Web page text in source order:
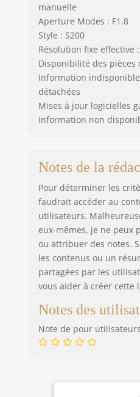
manuelle
Aperture Modes : F1.8
Style : S200
Résolution fixe effective
Disponibilité des pièces
Information
détachées
Mises à jour logicielles
Information non
Notes de la
Pour déterminer les
faudrait accéder au
utilisateurs.
eux-mêmes, je ne peux
ou attribuer des notes.
les contenus ou un
partagées par les
vous aider à créer cette
Notes des
Note de pour utilisateurs